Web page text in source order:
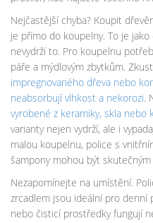
Nejčastější chyba? Koupit
je přímo do koupelny. To je
nevydrží to. Pro koupelnu
páře a mýdlovým zbytkům.
impregnovaného dřeva nebo
neabsorbují vlhkost a nekorozi.
vyrobené z keramiky, skla nebo
varianty nejen vydrží, ale i
malou koupelnu, police s
šampony mohou být
Nezapomínejte na umístění.
zrcadlem jsou ideální pro denní
nebo čisticí prostředky fungují